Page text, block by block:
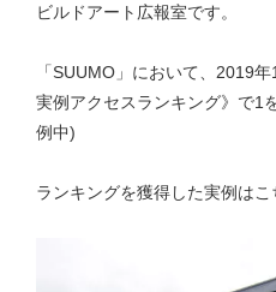
ビルドアート広報室です。
「SUUMO」において、2019
実例アクセスランキング》で1
例中)
ランキングを獲得した実例はこ